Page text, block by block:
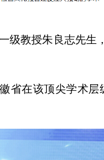
级教授朱良志先生
省在该顶尖学术